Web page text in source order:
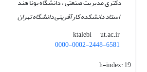
استاد دانشکده کارآفرینی دانشگاه تهران
ktalebi
ut.ac.ir
0000-0002-2448-6581
h-index:19